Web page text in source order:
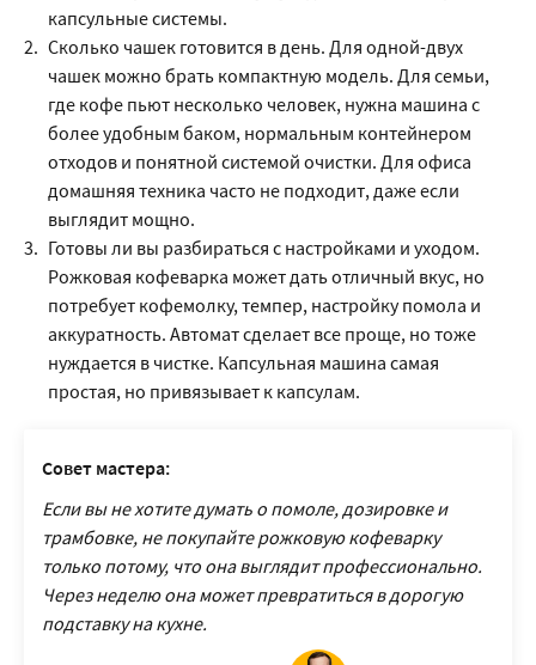
капсульные системы.
Сколько чашек готовится в день. Для одной-двух
чашек можно брать компактную модель. Для семьи,
где кофе пьют несколько человек, нужна машина с
более удобным баком, нормальным контейнером
отходов и понятной системой очистки. Для офиса
домашняя техника часто не подходит, даже если
выглядит мощно.
Готовы ли вы разбираться с настройками и уходом.
Рожковая кофеварка может дать отличный вкус, но
потребует кофемолку, темпер, настройку помола и
аккуратность. Автомат сделает все проще, но тоже
нуждается в чистке. Капсульная машина самая
простая, но привязывает к капсулам.
Совет мастера:
Если вы не хотите думать о помоле, дозировке и
трамбовке, не покупайте рожковую кофеварку
только потому, что она выглядит профессионально.
Через неделю она может превратиться в дорогую
подставку на кухне.